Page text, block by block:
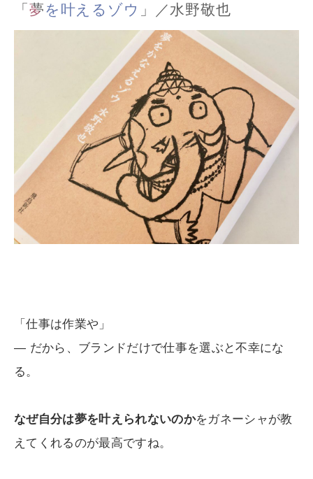
「 夢を叶えるゾウ 」／水野敬也
「仕事は作業や」
― だから、ブランドだけで仕事を選ぶと不幸にな
る。
なぜ自分は夢を叶えられないのかをガネーシャが教
えてくれるのが最高ですね。